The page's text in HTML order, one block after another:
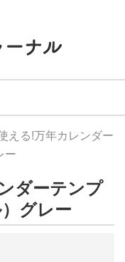
料
テ
プ
ー
ト
える!万年カレンダー
ー
ダーテンプ
グレー